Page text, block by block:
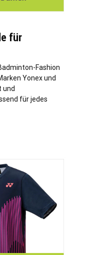
für
Fashion
Yonex und
und
für jedes